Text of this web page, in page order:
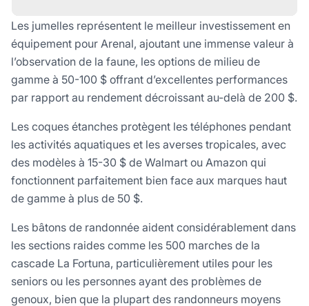
Les jumelles représentent le meilleur investissement en
équipement pour Arenal, ajoutant une immense valeur à
l’observation de la faune, les options de milieu de
gamme à 50-100 $ offrant d’excellentes performances
par rapport au rendement décroissant au-delà de 200 $.
Les coques étanches protègent les téléphones pendant
les activités aquatiques et les averses tropicales, avec
des modèles à 15-30 $ de Walmart ou Amazon qui
fonctionnent parfaitement bien face aux marques haut
de gamme à plus de 50 $.
Les bâtons de randonnée aident considérablement dans
les sections raides comme les 500 marches de la
cascade La Fortuna, particulièrement utiles pour les
seniors ou les personnes ayant des problèmes de
genoux, bien que la plupart des randonneurs moyens